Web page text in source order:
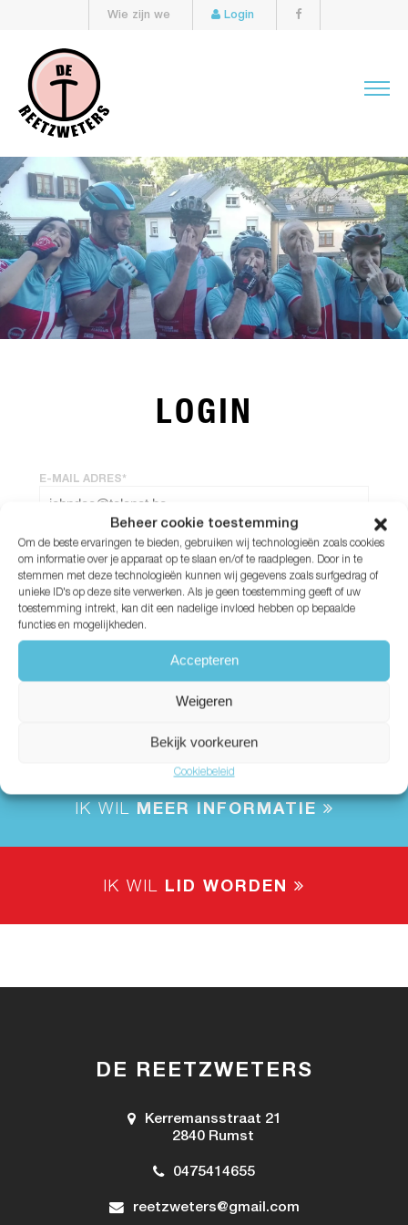
Beheer cookie toestemming
Om de beste ervaringen te bieden, gebruiken wij technologieën zoals cookies
om informatie over je apparaat op te slaan en/of te raadplegen. Door in te
stemmen met deze technologieën kunnen wij gegevens zoals surfgedrag of
unieke ID's op deze site verwerken. Als je geen toestemming geeft of uw
toestemming intrekt, kan dit een nadelige invloed hebben op bepaalde
functies en mogelijkheden.
Accepteren
Weigeren
Bekijk voorkeuren
Cookiebeleid
Wie zijn we Login
LOGIN
E-MAIL ADRES*
WACHTWOORD*
Wachtwoord vergeten?
IK WIL MEER INFORMATIE
IK WIL LID WORDEN
DE REETZWETERS
Kerremansstraat 21
2840 Rumst
0475414655
reetzweters@gmail.com